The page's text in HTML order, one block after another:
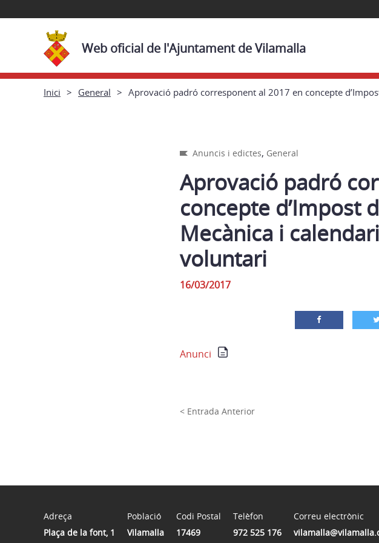
Web oficial de l'Ajuntament de Vilamalla
Inici General Aprovació padró corresponent al 2017 en concepte
Anuncis i edictes, General
Aprovació padró
concepte d’Impost
Mecànica i
voluntari
16/03/2017
Anunci
< Entrada Anterior
Adreça
Plaça de la font, 1
Població
Vilamalla
Codi Postal
17469
Telèfon
972 525 176
Correu electrònic